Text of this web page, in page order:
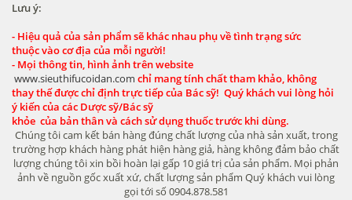
Lưu ý:
- Hiệu quả của sản phẩm sẽ khác nhau phụ về tình trạng sức
thuộc vào cơ địa của mỗi người!
- Mọi thông tin, hình ảnh trên website
www.sieuthifucoidan.com chỉ mang tính chất tham khảo, không
thay thế được chỉ định trực tiếp của Bác sỹ! Quý khách vui lòng hỏi
ý kiến của các Dược sỹ/Bác sỹ
khỏe của bản thân và cách sử dụng thuốc trước khi dùng.
Chúng tôi cam kết bán hàng đúng chất lượng của nhà sản xuất, trong
trường hợp khách hàng phát hiện hàng giả, hàng không đảm bảo chất
lượng chúng tôi xin bồi hoàn lại gấp 10 giá trị của sản phẩm. Mọi phản
ảnh về nguồn gốc xuất xứ, chất lượng sản phẩm Quý khách vui lòng
gọi tới số 0904.878.581